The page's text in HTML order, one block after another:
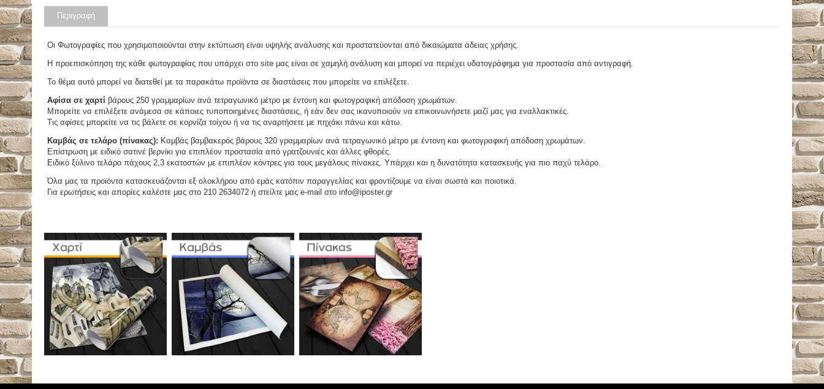
Περιγραφή
Οι Φωτογραφίες που χρησιμοποιούνται στην εκτύπωση είναι υψηλής ανάλυσης και προστατεύονται από δικαιώματα άδειας χρήσης.
Η προεπισκόπηση της κάθε φωτογραφίας που υπάρχει στο site μας είναι σε χαμηλή ανάλυση και μπορεί να περιέχει υδατογράφημα για προστασία από αντιγραφή.
Το θέμα αυτό μπορεί να διατεθεί με τα παρακάτω προϊόντα σε διαστάσεις που μπορείτε να επιλέξετε.
Αφίσα σε χαρτί βάρους 250 γραμμαρίων ανά τετραγωνικό μέτρο με έντονη και φωτογραφική απόδοση χρωμάτων.
Μπορείτε να επιλέξετε ανάμεσα σε κάποιες τυποποιημένες διαστάσεις, ή εάν δεν σας ικανοποιούν να επικοινωνήσετε μαζί μας για εναλλακτικές.
Τις αφίσες μπορείτε να τις βάλετε σε κορνίζα τοίχου ή να τις αναρτήσετε με πηχάκι πάνω και κάτω.
Καμβάς σε τελάρο (πίνακας): Καμβάς βαμβακερός βάρους 320 γραμμαρίων ανά τετραγωνικό μέτρο με έντονη και φωτογραφική απόδοση χρωμάτων.
Επίστρωση με ειδικό σατινέ βερνίκι για επιπλέον προστασία από γρατζουνιές και άλλες φθορές.
Ειδικό ξύλινο τελάρο πάχους 2,3 εκατοστών με επιπλέον κόντρες για τους μεγάλους πίνακες. Υπάρχει και η δυνατότητα κατασκευής για πιο παχύ τελάρο.
Όλα μας τα προϊόντα κατασκευάζονται εξ ολοκλήρου από εμάς κατόπιν παραγγελίας και φροντίζουμε να είναι σωστά και ποιοτικά.
Για ερωτήσεις και απορίες καλέστε μας στο 210 2634072 ή στείλτε μας e-mail στο info@iposter.gr